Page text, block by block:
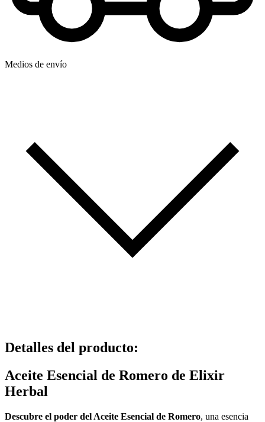
Medios de envío
Detalles del producto:
Aceite Esencial de Romero de Elixir
Herbal
Descubre el poder del Aceite Esencial de Romero, una esencia